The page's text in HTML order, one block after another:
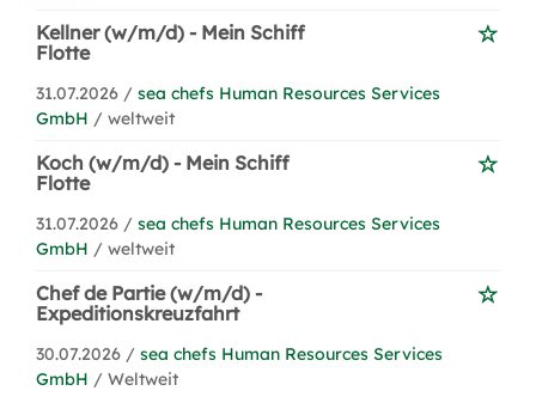
Kellner (w/m/d) - Mein Schiff
Flotte
31.07.2026 / sea chefs Human Resources Services
GmbH / weltweit
Koch (w/m/d) - Mein Schiff
Flotte
31.07.2026 / sea chefs Human Resources Services
GmbH / weltweit
Chef de Partie (w/m/d) -
Expeditionskreuzfahrt
30.07.2026 / sea chefs Human Resources Services
GmbH / Weltweit